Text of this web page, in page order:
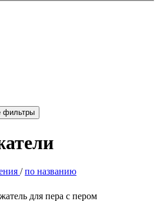
фильтры
/по названию